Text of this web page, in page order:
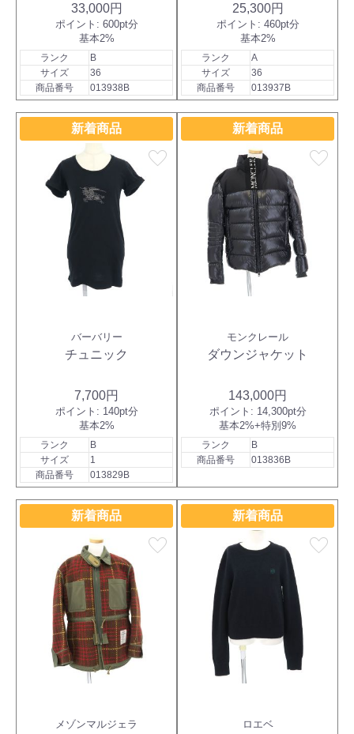
33,000円
ポイント: 600pt分
基本2%
ランク
B
サイズ
36
商品番号
013938B
25,300円
ポイント: 460pt分
基本2%
ランク
A
サイズ
36
商品番号
013937B
新着商品
favorite
バーバリー
チュニック
7,700円
ポイント: 140pt分
基本2%
ランク
B
サイズ
1
商品番号
013829B
新着商品
favorite
モンクレール
ダウンジャケット
143,000円
ポイント: 14,300pt分
基本2%+特別9%
ランク
B
商品番号
013836B
新着商品
favorite
メゾンマルジェラ
新着商品
favorite
ロエベ